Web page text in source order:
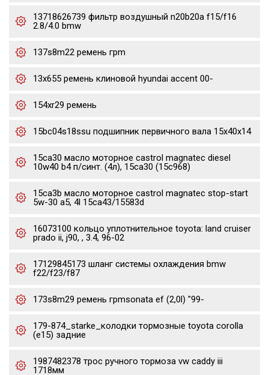
13718626739 фильтр воздушный n20b20a f15/f16
2.8/4.0 bmw
137s8m22 ремень грm
13x655 ремень клиновой hyundai accent 00-
154xr29 ремень
15bc04s18ssu подшипник первичного вала 15x40x14
15ca30 масло моторное castrol magnatec diesel
10w40 b4 п/синт. (4л), 15ca30 (15c968)
15ca3b масло моторное castrol magnatec stop-start
5w-30 a5, 4l 15ca43/15583d
16073100 кольцо уплотнительное toyota: land cruiser
prado ii, j90, , 3.4, 96-02
17129845173 шланг системы охлаждения bmw
f22/f23/f87
173s8m29 ремень грmsonata ef (2,0l) "99-
179-874_starke_колодки тормозные toyota corolla
(e15) задние
1987482378 трос ручного тормоза vw caddy iii
1718мм